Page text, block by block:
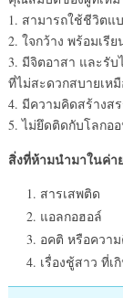
1. สามารถใช้ชีวิตแ
2. ใจกว้าง พร้อมเรี
3. มีจิตอาสา และรั
ที่ไม่สะดวกสบายเห
4. มีความคิดสร้างส
5. ไม่ยึดติดกับโลกอ
สิ่งที่ห้ามนำมาในค่า
สารเสพติด
แอลกอฮอล์
อคติ หรือควา
เรื่องชู้สาว ที่เ